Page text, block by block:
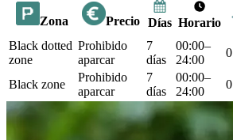
Zona Precio Días Horario
Black dotted
zone
Prohibido
aparcar
7
días
00:00–
24:00
0
Black zone
Prohibido
aparcar
7
días
00:00–
24:00
0